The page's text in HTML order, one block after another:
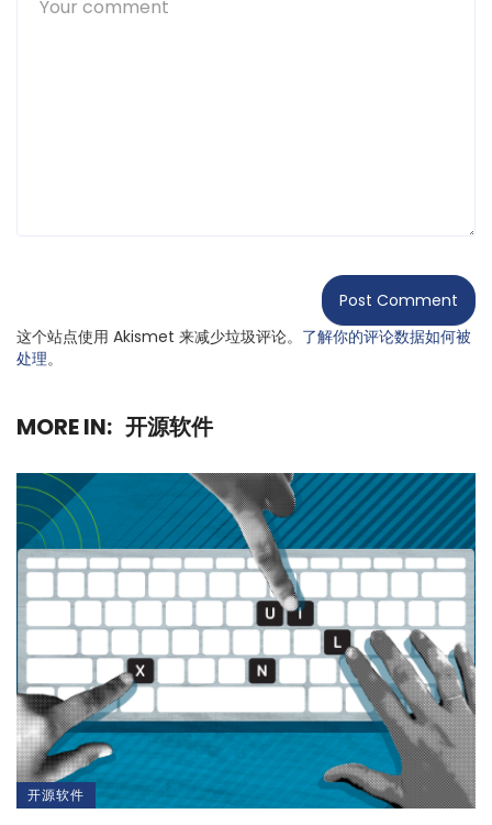
这个站点使用 Akismet 来减少垃圾评论。 了解你的评论数据如何被
处理。
MORE IN: 开源软件
开源软件